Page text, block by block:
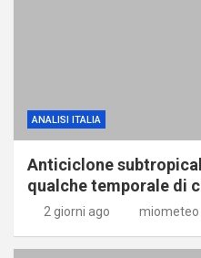
ANALISI ITALIA
Anticiclone
qualche temporale di
2 giorni ago miometeo